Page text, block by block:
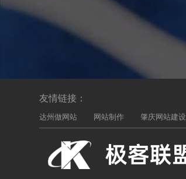
友情链接：
达州做网站 网站制作 肇庆网站建设